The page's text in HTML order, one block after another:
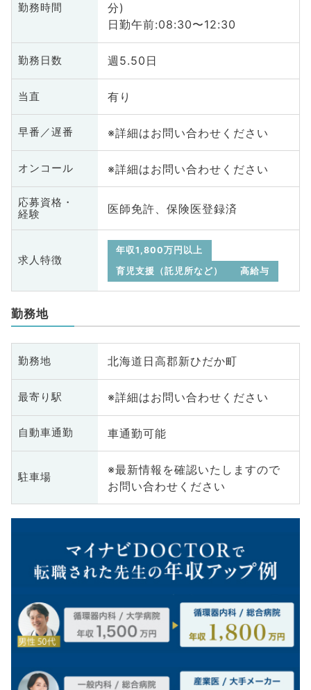
勤務時間
分)
日勤午前:08:30〜12:30
勤務日数 週5.50日
当直 有り
早番／遅番 ※詳細はお問い合わせください
オンコール ※詳細はお問い合わせください
応募資格・
経験
医師免許、保険医登録済
求人特徴
年収1,800万円以上
育児支援（託児所など）
高給与
勤務地
勤務地 北海道日高郡新ひだか町
最寄り駅 ※詳細はお問い合わせください
自動車通勤 車通勤可能
駐車場
※最新情報を確認いたしますので
お問い合わせください